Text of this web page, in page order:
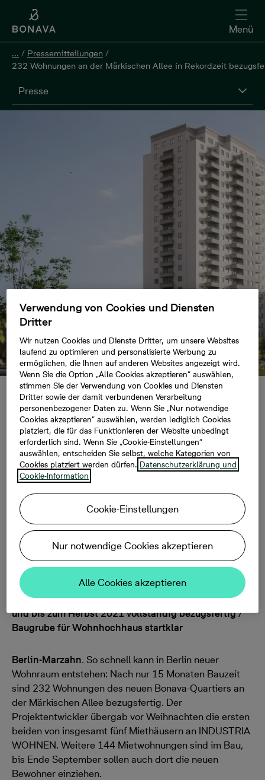
Menü
... / Pressemitteilungen /
232 Wohnungen an der Märkischen Allee in Rekordzeit
Presse
232 Wohnungen an
der Märkischen Allee
in Rekordzeit
bezugsfertig
05.02.2021, 09:17
Bonava übergibt erste Wohnungen vorzeitig an
Industria Wohnen / Weitere Mietwohnungen im Bau
und bis zum Herbst 2021 vollständig bezugsfertig /
Baugrube für Wohnhochhaus startklar
Berlin-Marzahn. So schnell kann in Berlin neuer
Wohnraum entstehen: Nach nur 15 Monaten Bauzeit
sind 232 Wohnungen des neuen Bonava-Quartiers an
der Märkischen Allee bezugsfertig. Der
Projektentwickler übergab vor Weihnachten die ersten
beiden von insgesamt fünf Miethäusern an INDUSTRIA
WOHNEN. Weitere 144 Mietwohnungen sind im Bau,
bis Ende September sollen auch dort die neuen
Bewohner einziehen.
Verwendung von Cookies und Diensten
Dritter
Wir nutzen Cookies und Dienste Dritter, um unsere Websites
laufend zu optimieren und personalisierte Werbung zu
ermöglichen, die Ihnen auf anderen Websites angezeigt wird.
Wenn Sie die Option „Alle Cookies akzeptieren“ auswählen,
stimmen Sie der Verwendung von Cookies und Diensten
Dritter sowie der damit verbundenen Verarbeitung
personenbezogener Daten zu. Wenn Sie „Nur notwendige
Cookies akzeptieren“ auswählen, werden lediglich Cookies
platziert, die für das Funktionieren der Website unbedingt
erforderlich sind. Wenn Sie „Cookie-Einstellungen“
auswählen, entscheiden Sie selbst, welche Kategorien von
Cookies platziert werden dürfen. Datenschutzerklärung und
Cookie-Information
Cookie-Einstellungen
Nur notwendige Cookies akzeptieren
Alle Cookies akzeptieren